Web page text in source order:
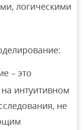
логическими
– это
интуитивном
не